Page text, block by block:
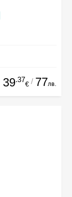
39.37
€ / 77лв.